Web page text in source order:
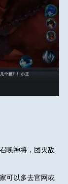
唤神将，团灭敌
可以多去官网或